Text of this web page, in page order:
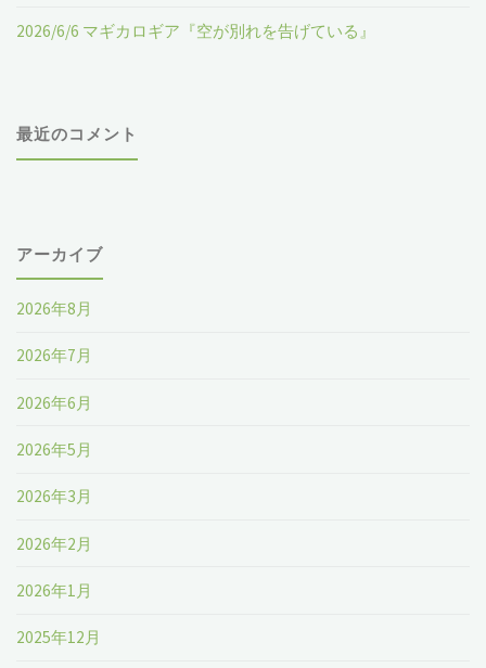
2026/6/6 マギカロギア『空が別れを告げている』
最近のコメント
アーカイブ
2026年8月
2026年7月
2026年6月
2026年5月
2026年3月
2026年2月
2026年1月
2025年12月